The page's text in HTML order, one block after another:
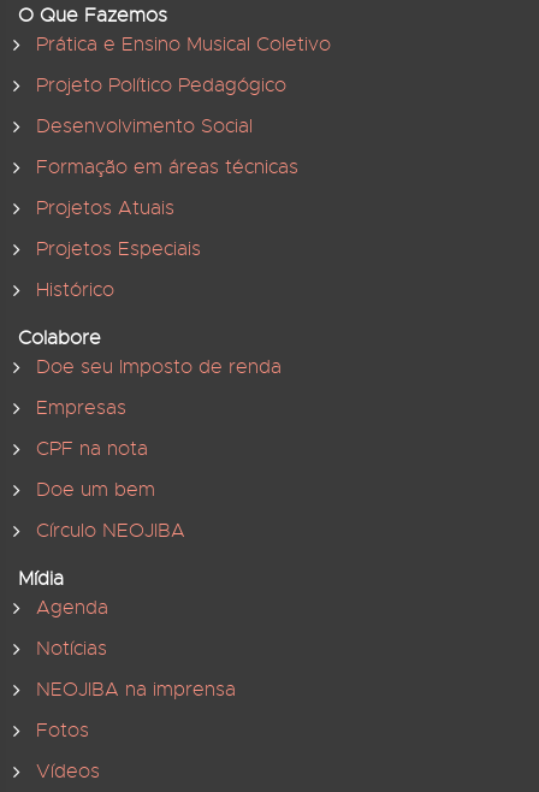
O Que Fazemos
Prática e Ensino Musical Coletivo
Projeto Político Pedagógico
Desenvolvimento Social
Formação em áreas técnicas
Projetos Atuais
Projetos Especiais
Histórico
Colabore
Doe seu Imposto de renda
Empresas
CPF na nota
Doe um bem
Círculo NEOJIBA
Mídia
Agenda
Notícias
NEOJIBA na imprensa
Fotos
Vídeos